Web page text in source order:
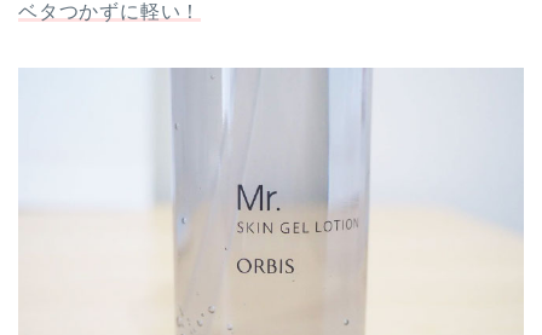
ベタつかずに軽い！